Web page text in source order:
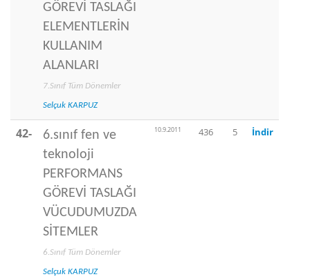
GÖREVİ TASLAĞI
ELEMENTLERİN
KULLANIM
ALANLARI
7.Sınıf Tüm Dönemler
Selçuk KARPUZ
42-
6.sınıf fen ve
teknoloji
PERFORMANS
GÖREVİ TASLAĞI
VÜCUDUMUZDA
SİTEMLER
6.Sınıf Tüm Dönemler
Selçuk KARPUZ
10.9.2011 436 5 İndir